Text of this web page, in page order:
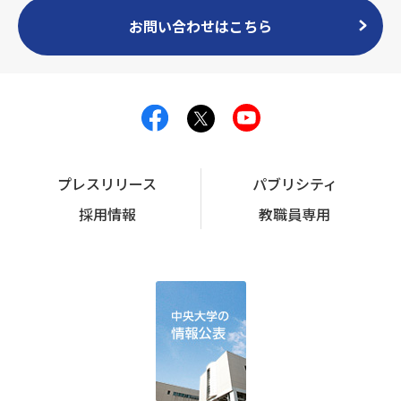
お問い合わせはこちら
プレスリリース
パブリシティ
採用情報
教職員専用